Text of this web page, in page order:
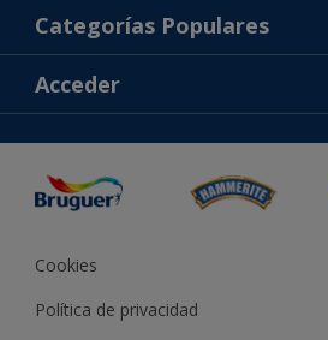
Acerca de Bruguer
Contacta con nosotros
Buscar una tienda
Categorías Populares
Colores
Productos
Inspiración
Consejos
Acceder
Cookies
Política de privacidad